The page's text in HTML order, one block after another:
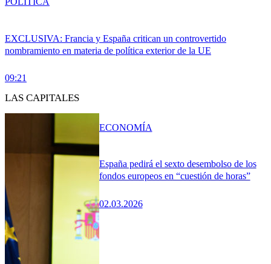
EXCLUSIVA: Francia y España critican un controvertido
nombramiento en materia de política exterior de la UE
09:21
LAS CAPITALES
España pedirá el sexto desembolso de los
fondos europeos en “cuestión de horas”
02.03.2026
ECONOMÍA